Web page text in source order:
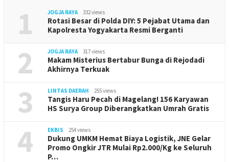
1 JOGJA RAYA 332 views
Rotasi Besar di Polda DIY: 5 Pejabat Utama dan
Kapolresta Yogyakarta Resmi Berganti
2 JOGJA RAYA 317 views
Makam Misterius Bertabur Bunga di Rejodadi
Akhirnya Terkuak
3 LINTAS DAERAH 255 views
Tangis Haru Pecah di Magelang! 156 Karyawan
HS Surya Group Diberangkatkan Umrah Gratis
4 EKBIS 254 views
Dukung UMKM Hemat Biaya Logistik, JNE Gelar
Promo Ongkir JTR Mulai Rp2.000/Kg ke Seluruh
P…